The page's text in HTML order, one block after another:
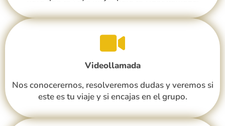
Videollamada
Nos conocerernos, resolveremos dudas y veremos si
este es tu viaje y si encajas en el grupo.